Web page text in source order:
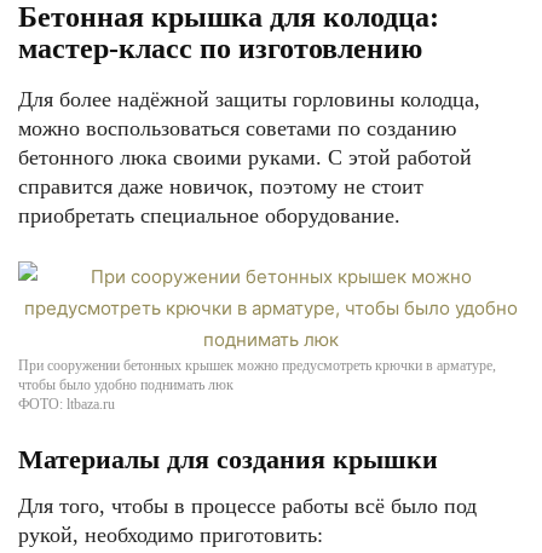
Бетонная крышка для колодца:
мастер-класс по изготовлению
Для более надёжной защиты горловины колодца,
можно воспользоваться советами по созданию
бетонного люка своими руками. С этой работой
справится даже новичок, поэтому не стоит
приобретать специальное оборудование.
При сооружении бетонных крышек можно предусмотреть крючки в арматуре,
чтобы было удобно поднимать люк
ФОТО: ltbaza.ru
Материалы для создания крышки
Для того, чтобы в процессе работы всё было под
рукой, необходимо приготовить: